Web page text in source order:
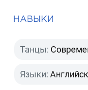
НАВЫКИ
Танцы:
Языки: